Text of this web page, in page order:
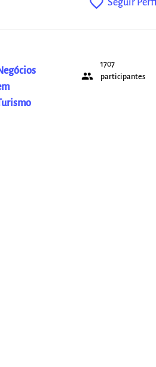
Seguir Perfil
people
1707
participantes